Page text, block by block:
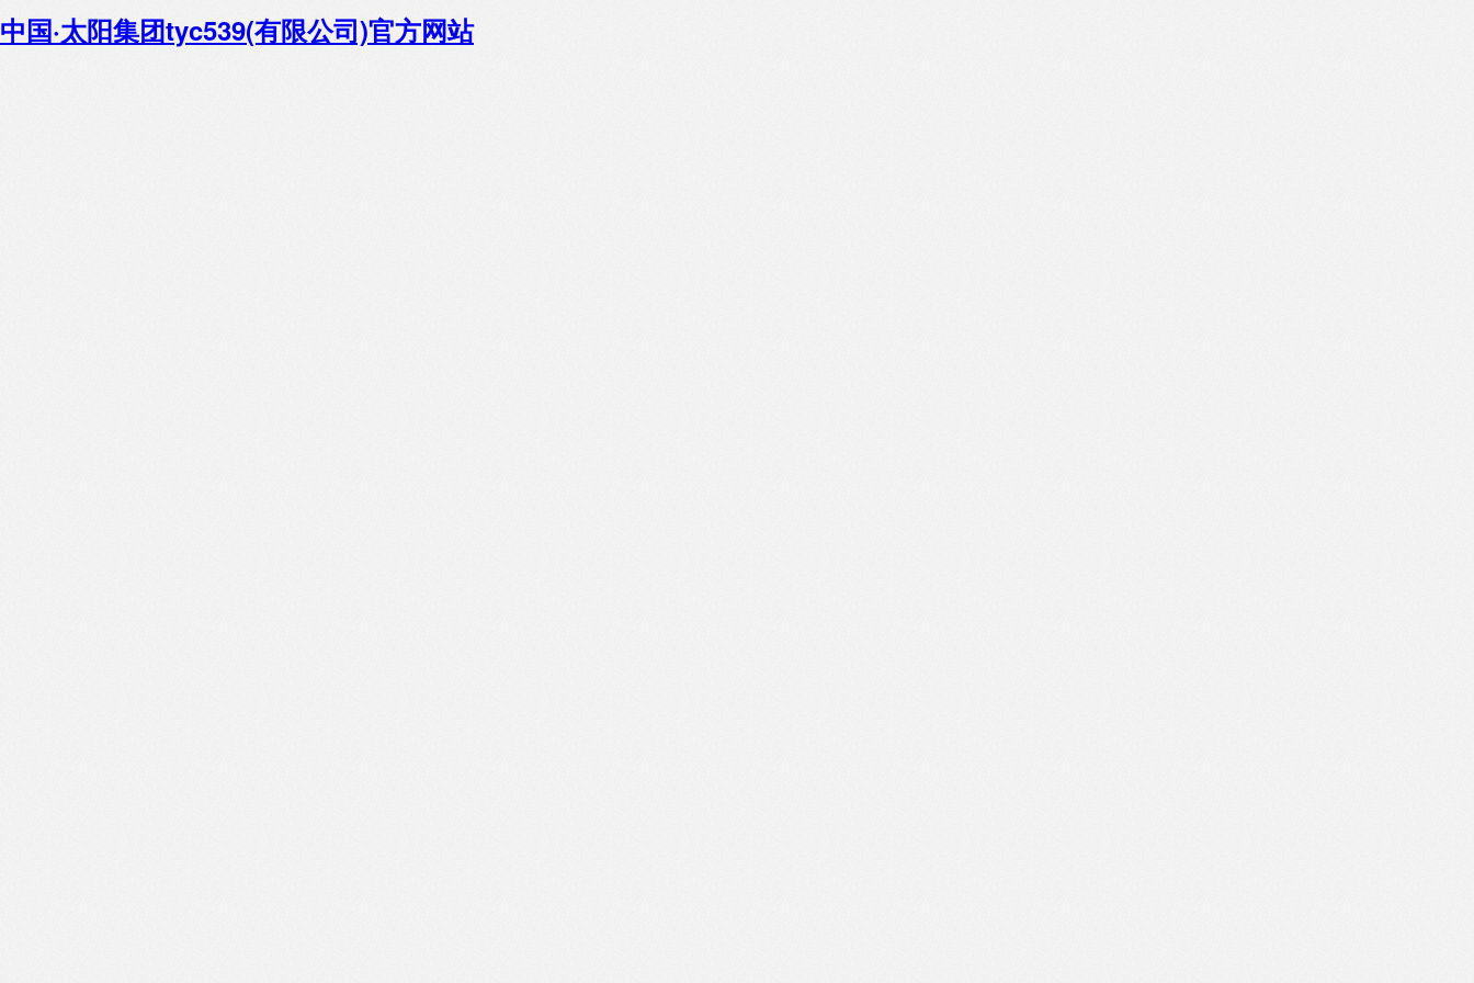
中国·太阳集团tyc539(有限公司)官方网站